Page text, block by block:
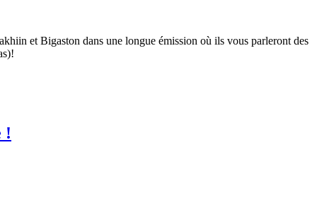
et Bigaston dans une longue émission où ils vous parleront des
!